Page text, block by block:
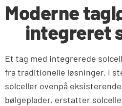
Moderne
integreret
Et tag med integrerede
fra traditionelle løsninger. I
solceller ovenpå
bølgeplader, erstatter